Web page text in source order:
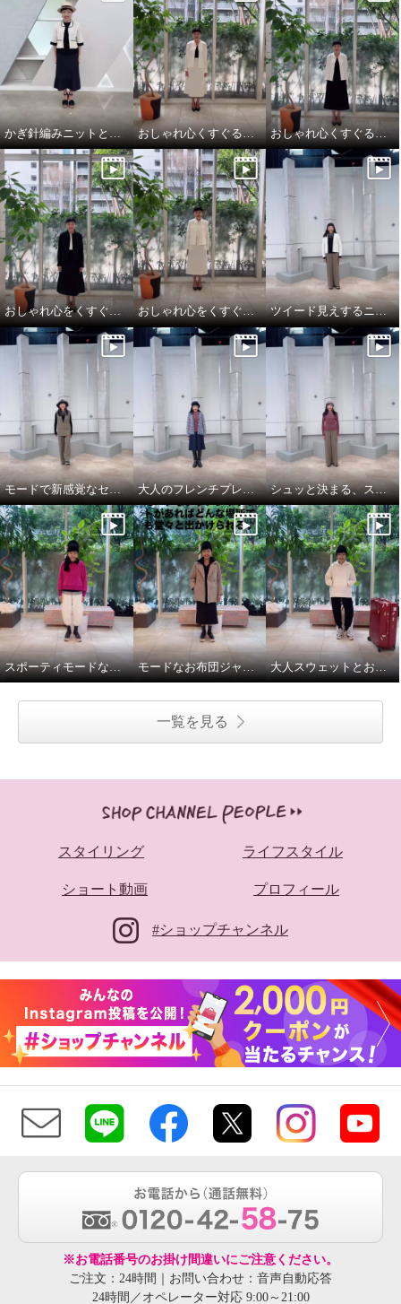
かぎ針編みニットとデニムを大人仕様にアップデート おしゃれ心くすぐるオケージョンスタイル おしゃれ心くすぐるオケージョンスタイル
おしゃれ心をくすぐるオケージョンスタイル おしゃれ心をくすぐるオケージョンスタイル ツイード見えするニットカーディガンは、大人のトラッドモード
モードで新感覚なセットアップスタイル 大人のフレンチプレッピーが新トレンド シュッと決まる、スマートなパンツルック
スポーティモードな冬のお出かけスタイル モードなお布団ジャケットと大人パーカで気分上々♪ 大人スウェットとお布団ジャケットで、旅慣れた冬旅行コーデ
一覧を見る
スタイリング ライフスタイル
ショート動画 プロフィール
#ショップチャンネル
※お電話番号のお掛け間違いにご注意ください。
ご注文：24時間｜お問い合わせ：音声自動応答
24時間／オペレーター対応 9:00～21:00